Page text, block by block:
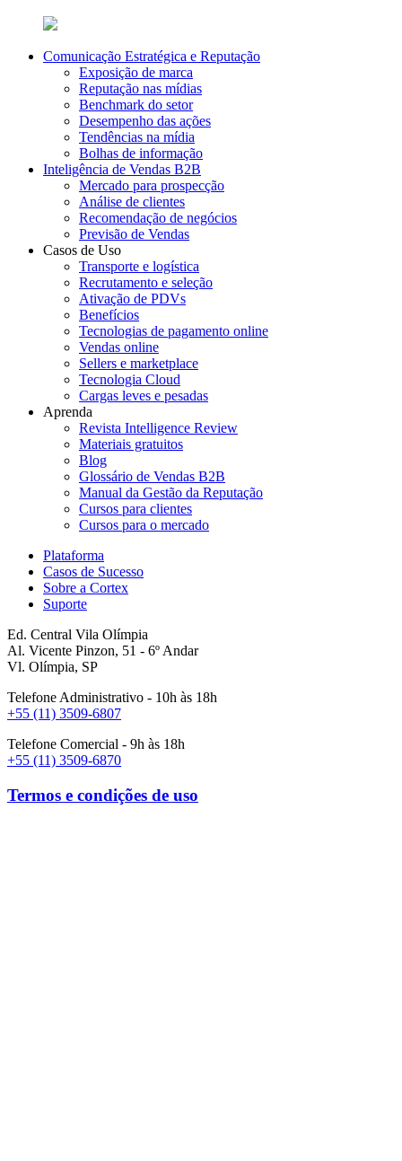
Comunicação Estratégica e Reputação
Exposição de marca
Reputação nas mídias
Benchmark do setor
Desempenho das ações
Tendências na mídia
Bolhas de informação
Inteligência de Vendas B2B
Mercado para prospecção
Análise de clientes
Recomendação de negócios
Previsão de Vendas
Casos de Uso
Transporte e logística
Recrutamento e seleção
Ativação de PDVs
Benefícios
Tecnologias de pagamento online
Vendas online
Sellers e marketplace
Tecnologia Cloud
Cargas leves e pesadas
Aprenda
Revista Intelligence Review
Materiais gratuitos
Blog
Glossário de Vendas B2B
Manual da Gestão da Reputação
Cursos para clientes
Cursos para o mercado
Plataforma
Casos de Sucesso
Sobre a Cortex
Suporte
Ed. Central Vila Olímpia
Al. Vicente Pinzon, 51 - 6º Andar
Vl. Olímpia, SP
Telefone Administrativo - 10h às 18h
+55 (11) 3509-6807
Telefone Comercial - 9h às 18h
+55 (11) 3509-6870
Termos e condições de uso